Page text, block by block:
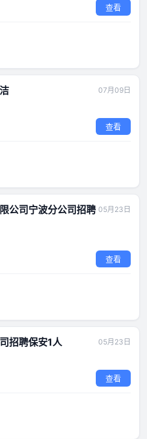
查看
07月09日
查看
公司宁波分公司招聘 05月23日
查看
招聘保安1人 05月23日
查看